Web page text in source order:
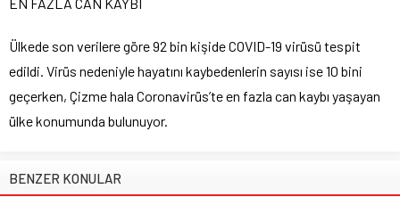
Ülkede son verilere göre 92 bin kişide COVID-19 virüsü tespit
edildi. Virüs nedeniyle hayatını kaybedenlerin sayısı ise 10 bini
geçerken, Çizme hala Coronavirüs’te en fazla can kaybı yaşayan
ülke konumunda bulunuyor.
BENZER KONULAR